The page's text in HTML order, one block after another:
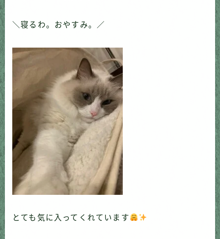
＼寝るわ。おやすみ。／
とても気に入ってくれています